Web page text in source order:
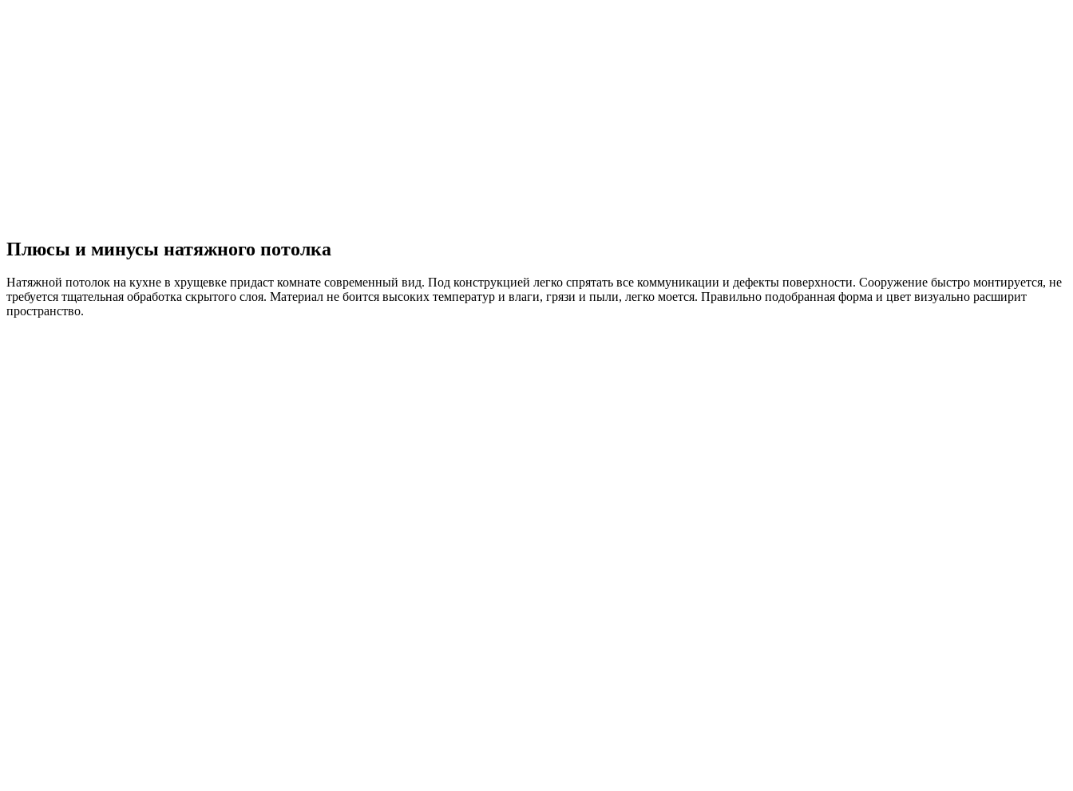
Плюсы и минусы натяжного потолка
Натяжной потолок на кухне в хрущевке придаст комнате современный вид. Под конструкцией легко спрятать все коммуникации и дефекты поверхности. Сооружение быстро монтируется, не
требуется тщательная обработка скрытого слоя. Материал не боится высоких температур и влаги, грязи и пыли, легко моется. Правильно подобранная форма и цвет визуально расширит
пространство.